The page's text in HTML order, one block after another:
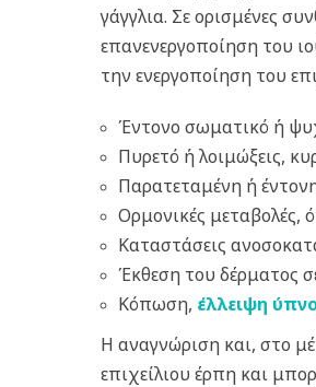
γάγγλια. Σε ορισμένες
επανενεργοποίηση του
την ενεργοποίηση του
Έντονο σωματικό ή
Πυρετό ή λοιμώξεις,
Παρατεταμένη ή
Ορμονικές
Καταστάσεις
Έκθεση του δέρματος
Κόπωση, έλλειψη
Η αναγνώριση και, στο
επιχείλιου έρπη και